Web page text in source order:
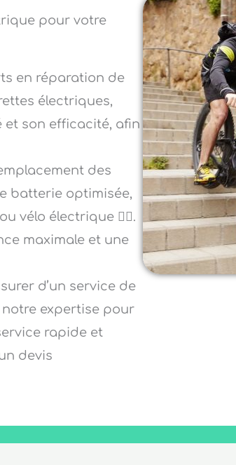
pour votre
en réparation de
électriques,
son efficacité, afin
des
batterie optimisée,
vélo électrique 🚴‍♀️.
maximale et une
d’un service de
expertise pour
rapide et
devis